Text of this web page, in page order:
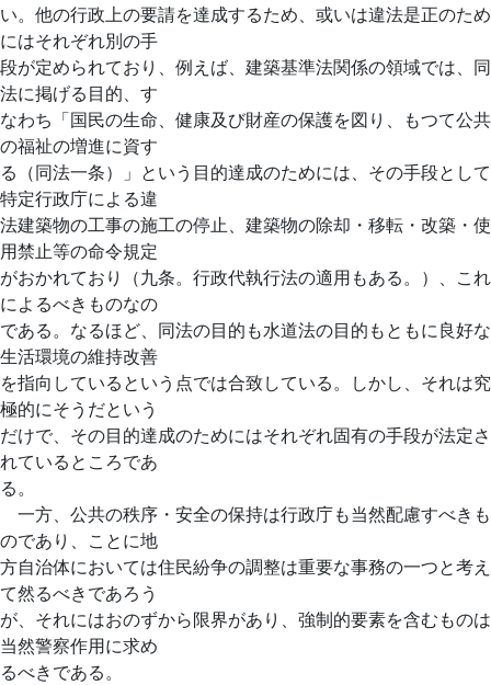
い。他の行政上の要請を達成するため、或いは違法是正のため
にはそれぞれ別の手
段が定められており、例えば、建築基準法関係の領域では、同
法に掲げる目的、す
なわち「国民の生命、健康及び財産の保護を図り、もつて公共
の福祉の増進に資す
る（同法一条）」という目的達成のためには、その手段として
特定行政庁による違
法建築物の工事の施工の停止、建築物の除却・移転・改築・使
用禁止等の命令規定
がおかれており（九条。行政代執行法の適用もある。）、これ
によるべきものなの
である。なるほど、同法の目的も水道法の目的もともに良好な
生活環境の維持改善
を指向しているという点では合致している。しかし、それは究
極的にそうだという
だけで、その目的達成のためにはそれぞれ固有の手段が法定さ
れているところであ
る。
一方、公共の秩序・安全の保持は行政庁も当然配慮すべきも
のであり、ことに地
方自治体においては住民紛争の調整は重要な事務の一つと考え
て然るべきであろう
が、それにはおのずから限界があり、強制的要素を含むものは
当然警察作用に求め
るべきである。